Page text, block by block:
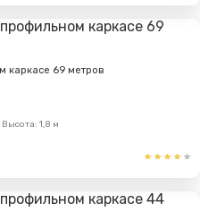
каркасе 69 метров
Высота: 1,8 м